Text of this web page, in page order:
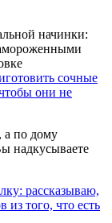
сочные
они не
а по дому
надкусываете
рассказываю,
из того, что есть